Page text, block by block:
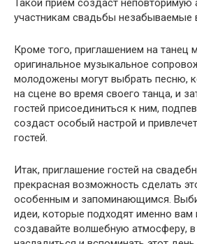
Такой прием создаст
участникам свадьбы незабываемые
Кроме того, приглашением на танец
оригинальное музыкальное
молодожены могут выбрать песню,
на сцене во время своего танца, и
гостей присоединиться к ним,
создаст особый настрой и
гостей.
Итак, приглашение гостей на
прекрасная возможность сделать
особенным и запоминающимся.
идеи, которые подходят именно вам
создавайте волшебную атмосферу,